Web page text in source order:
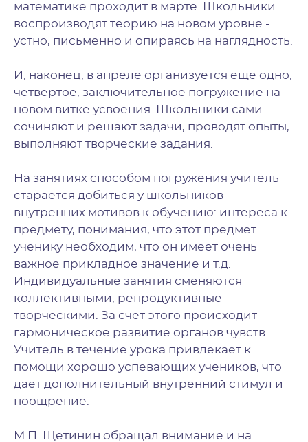
математике проходит в марте. Школьники
воспроизводят теорию на новом уровне -
устно, письменно и опираясь на наглядность.
И, наконец, в апреле организуется еще одно,
четвертое, заключительное погружение на
новом витке усвоения. Школьники сами
сочиняют и решают задачи, проводят опыты,
выполняют творческие задания.
На занятиях способом погружения учитель
старается добиться у школьников
внутренних мотивов к обучению: интереса к
предмету, понимания, что этот предмет
ученику необходим, что он имеет очень
важное прикладное значение и т.д.
Индивидуальные занятия сменяются
коллективными, репродуктивные —
творческими. За счет этого происходит
гармоническое развитие органов чувств.
Учитель в течение урока привлекает к
помощи хорошо успевающих учеников, что
дает дополнительный внутренний стимул и
поощрение.
М.П. Щетинин обращал внимание и на